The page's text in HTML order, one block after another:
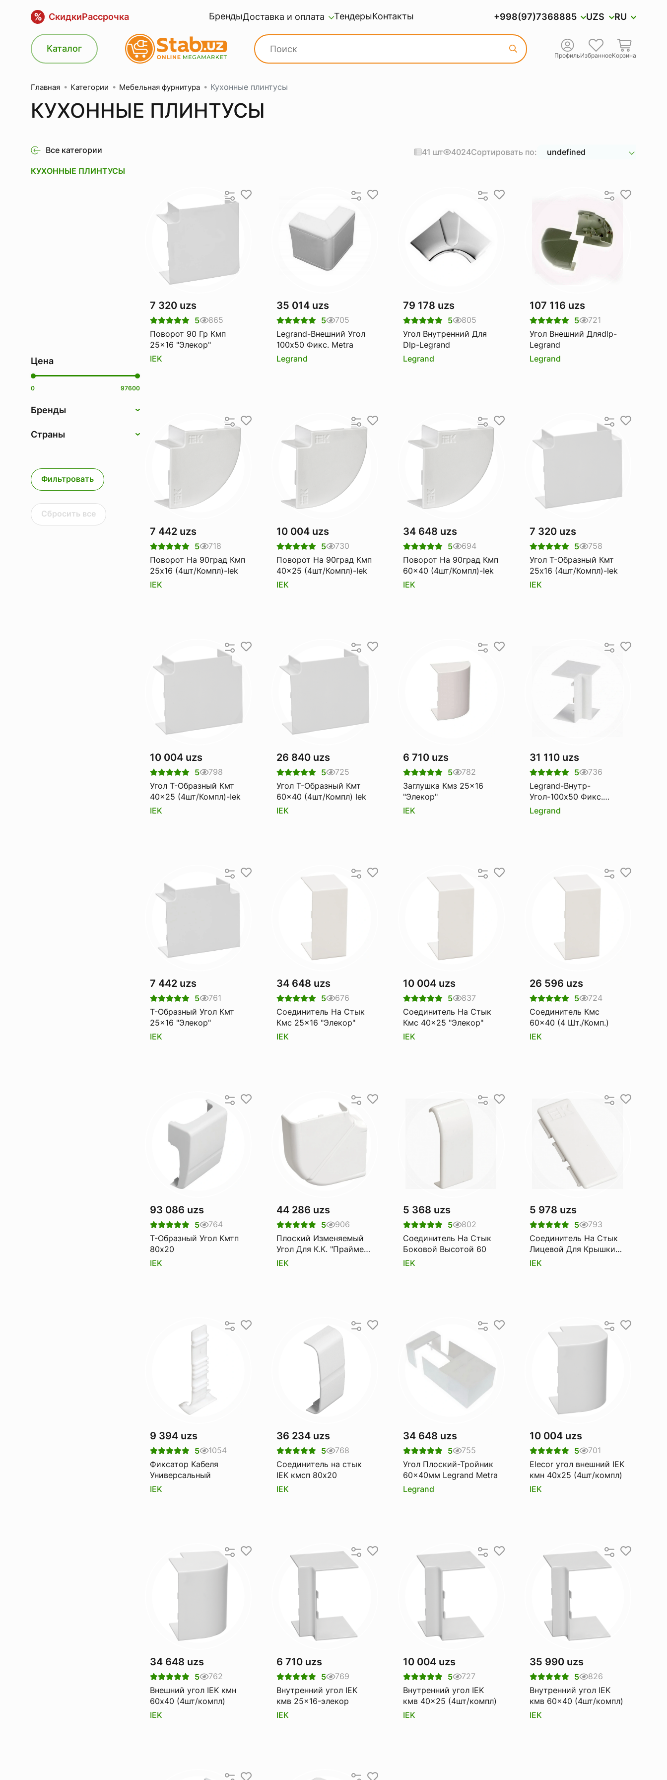
% СкидкиРассрочка БрендыДоставка и оплата ТендерыКонтакты +998(97)7368885 UZS RU
Каталог
ПрофильИзбранноеКорзина
Главная Категории Мебельная фурнитура Кухонные плинтусы
КУХОННЫЕ ПЛИНТУСЫ
Все категории
КУХОННЫЕ ПЛИНТУСЫ
Цена
0 97600
Бренды
Страны
Фильтровать
Сбросить все
41 шт 4024Сортировать по: undefined
7 320 uzs
5
865
Поворот 90 Гр Кмп
25x16 "Элекор"
IEK
35 014 uzs
5
705
Legrand-Внешний Угол
100х50 Фикс. Metra
Legrand
79 178 uzs
5
805
Угол Внутренний Для
Dlp-Legrand
Legrand
107 116 uzs
5
721
Угол Внешний Дляdlp-
Legrand
Legrand
7 442 uzs
5
718
Поворот На 90град Кмп
25х16 (4шт/Компл)-Iek
IEK
10 004 uzs
5
730
Поворот На 90град Кмп
40x25 (4шт/Компл)-Iek
IEK
34 648 uzs
5
694
Поворот На 90град Кмп
60x40 (4шт/Компл)-Iek
IEK
7 320 uzs
5
758
Угол Т-Образный Кмт
25х16 (4шт/Компл)-Iek
IEK
10 004 uzs
5
798
Угол Т-Образный Кмт
40x25 (4шт/Компл)-Iek
IEK
26 840 uzs
5
725
Угол Т-Образный Кмт
60x40 (4шт/Компл) Iek
IEK
6 710 uzs
5
782
Заглушка Кмз 25x16
"Элекор"
IEK
31 110 uzs
5
736
Legrand-Внутр-
Угол-100х50 Фикс.
Metra
Legrand
7 442 uzs
5
761
Т-Образный Угол Кмт
25x16 "Элекор"
IEK
34 648 uzs
5
676
Соединитель На Стык
Кмс 25x16 "Элекор"
IEK
10 004 uzs
5
837
Соединитель На Стык
Кмс 40x25 "Элекор"
IEK
26 596 uzs
5
724
Соединитель Кмс
60x40 (4 Шт./Комп.)
IEK
93 086 uzs
5
764
Т-Образный Угол Кмтп
80х20
IEK
44 286 uzs
5
906
Плоский Изменяемый
Угол Для К.К. "Праймер"
100х60
IEK
5 368 uzs
5
802
Соединитель На Стык
Боковой Высотой 60
IEK
5 978 uzs
5
793
Соединитель На Стык
Лицевой Для Крышки
75
IEK
9 394 uzs
5
1054
Фиксатор Кабеля
Универсальный
IEK
36 234 uzs
5
768
Соединитель на стык
IEK кмсп 80х20
IEK
34 648 uzs
5
755
Угол Плоский-Тройник
60x40мм Legrand Metra
Legrand
10 004 uzs
5
701
Elecor угол внешний IEK
кмн 40х25 (4шт/компл)
IEK
34 648 uzs
5
762
Внешний угол IEK кмн
60х40 (4шт/компл)
IEK
6 710 uzs
5
769
Внутренний угол IEK
кмв 25x16-элекор
IEK
10 004 uzs
5
727
Внутренний угол IEK
кмв 40x25 (4шт/компл)
IEK
35 990 uzs
5
826
Внутренний угол IEK
кмв 60x40 (4шт/компл)
IEK